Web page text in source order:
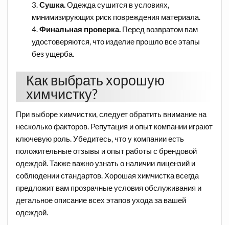
Сушка.Одежда сушится в условиях,
минимизирующих риск повреждения материала.
Финальная проверка.Перед возвратом вам
удостоверяются, что изделие прошло все этапы
без ущерба.
Как выбрать хорошую
химчистку?
При выборе химчистки, следует обратить внимание на
несколько факторов. Репутация и опыт компании играют
ключевую роль. Убедитесь, что у компании есть
положительные отзывы и опыт работы с брендовой
одеждой. Также важно узнать о наличии лицензий и
соблюдении стандартов. Хорошая химчистка всегда
предложит вам прозрачные условия обслуживания и
детальное описание всех этапов ухода за вашей
одеждой.